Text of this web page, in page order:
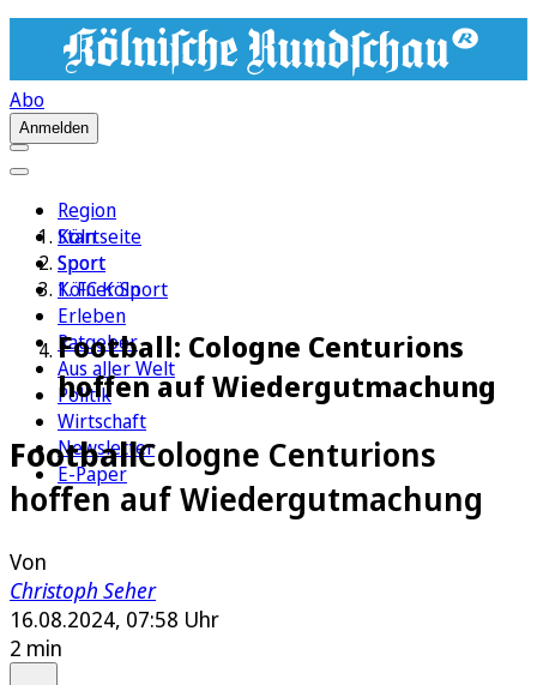
Abo
Anmelden
Region
Köln
Sport
1. FC Köln
Erleben
Ratgeber
Aus aller Welt
Politik
Wirtschaft
Newsletter
E-Paper
Startseite
Sport
Kölner Sport
Football: Cologne Centurions
hoffen auf Wiedergutmachung
FootballCologne Centurions
hoffen auf Wiedergutmachung
Von
Christoph Seher
16.08.2024, 07:58 Uhr
2 min